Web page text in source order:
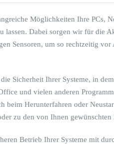
o
s
a
s
n
n
d
z
r
Möglichkeiten Ihre PCs,
lassen. Dabei sorgen wir für die
Sensoren, um so rechtzeitig
Sicherheit Ihrer Systeme, in
und vielen anderen
beim Herunterfahren oder
zu den von Ihnen
Betrieb Ihrer Systeme mit